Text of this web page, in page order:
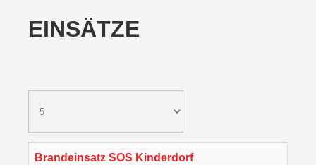
EINSÄTZE
Brandeinsatz SOS Kinderdorf